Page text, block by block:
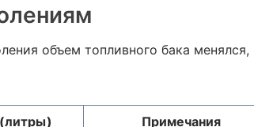
объем топливного бака менялся,
Примечания